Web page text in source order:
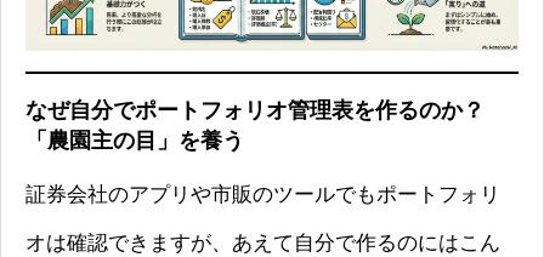
なぜ自分でポートフォリオ管理表を作るのか？
「農園主の目」を養う
証券会社のアプリや市販のツールでもポートフォリ
オは確認できますが、あえて自分で作るのにはこん